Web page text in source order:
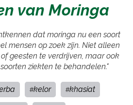
van Moringa
dat moringa nu een soort
mensen op zoek zijn. Niet alleen
geesten te verdrijven, maar ook
ziekten te behandelen."
#kelor #khasiat